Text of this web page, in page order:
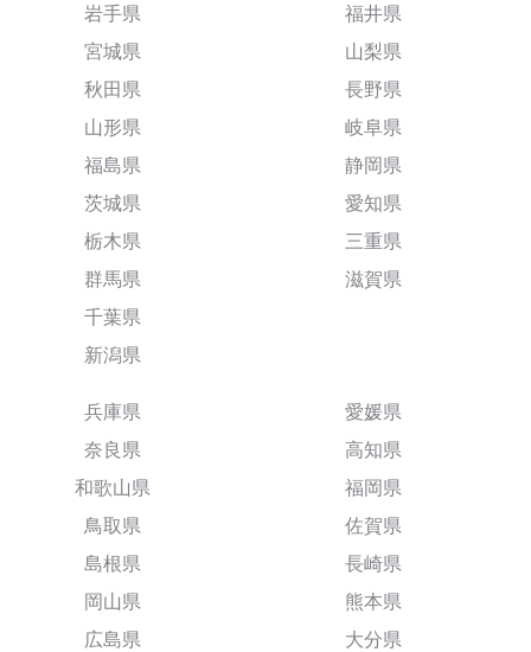
岩手県
宮城県
秋田県
山形県
福島県
茨城県
栃木県
群馬県
千葉県
新潟県
福井県
山梨県
長野県
岐阜県
静岡県
愛知県
三重県
滋賀県
兵庫県
奈良県
和歌山県
鳥取県
島根県
岡山県
広島県
愛媛県
高知県
福岡県
佐賀県
長崎県
熊本県
大分県